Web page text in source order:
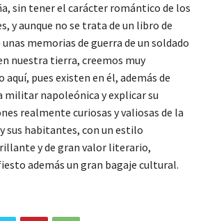
sin tener el carácter romántico de los
y aunque no se trata de un libro de
unas memorias de guerra de un soldado
nuestra tierra, creemos muy
pues existen en él, además de
militar napoleónica y explicar su
realmente curiosas y valiosas de la
sus habitantes, con un estilo
y de gran valor literario,
además un gran bagaje cultural.